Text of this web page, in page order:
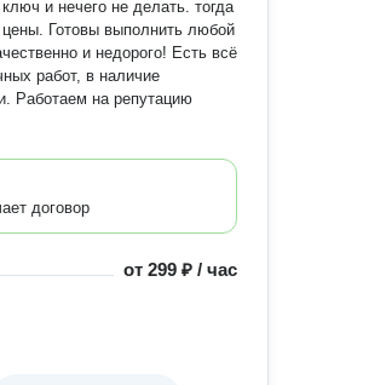
и нечего не делать. тогда
Готовы выполнить любой
и недорого! Есть всё
работ, в наличие
Работаем на репутацию
договор
от299 ₽ / час